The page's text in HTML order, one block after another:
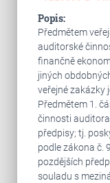
Popis:
Předmětem
auditorské
finančně
jiných
veřejné zakázky
Předmětem 1.
činnosti
předpisy; tj.
podle zákona č.
pozdějších
souladu s